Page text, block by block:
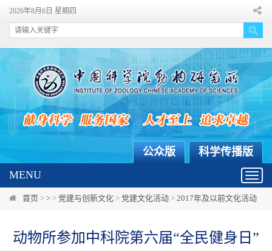
2026年8月6日 星期四
科学传播版
公众版
MENU
首页 > > > 党建与创新文化 > 党建文化活动 > 2017年及以前文化活动
动物所参加中科院第六届“全民健身日”